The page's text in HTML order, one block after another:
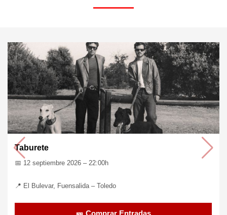
Pastora Soler
📅 25 septiembre 2026 – 20:30h
📍 Palacio de Congresos, Granada
🎫 Comprar Entradas